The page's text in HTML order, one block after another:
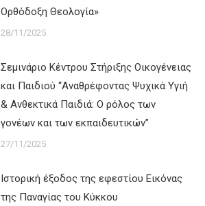
Ορθόδοξη Θεολογία»
28/11/2025
Σεμινάριο Κέντρου Στήριξης Οικογένειας
και Παιδιού “Αναθρέφοντας Ψυχικά Υγιή
& Ανθεκτικά Παιδιά: Ο ρόλος των
γονέων και των εκπαιδευτικών”
27/11/2025
Ιστορική έξοδος της εφεστίου Εικόνας
της Παναγίας του Κύκκου